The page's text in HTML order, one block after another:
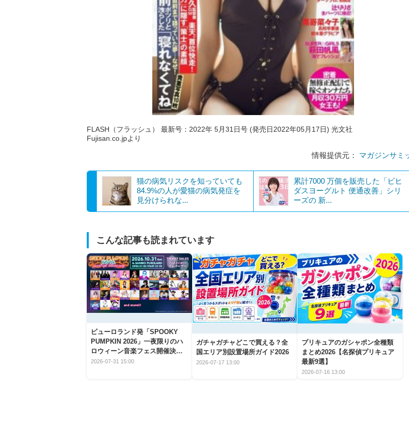
FLASH（フラッシュ） 最新号：2022年 5月31日号 (発売日2022年05月17日) 光文社
Fujisan.co.jpより
情報提供元： マガジンサミ
猫の病気リスクを知っていても
84.9%の人が愛猫の病気発症を
見分けられな...
累計7000 万個を販売した「ビヒ
ダスヨーグルト 便通改善」シリ
ーズの 新...
こんな記事も読まれています
ピューロランド発「SPOOKY
PUMPKIN 2026」一夜限りのハ
ロウィーン音楽フェス開催決
定！
2026-07-31 15:00
ガチャガチャどこで買える？全
国エリア別設置場所ガイド2026
2026-07-17 13:00
プリキュアのガシャポン全種類
まとめ2026【名探偵プリキュア
最新9選】
2026-07-16 13:00